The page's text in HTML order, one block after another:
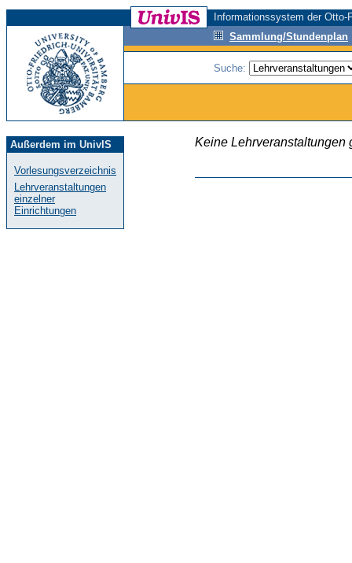
Informationssystem der
Sammlung/Stundenplan
Suche:
Außerdem im UnivIS
Vorlesungsverzeichnis
Lehrveranstaltungen
einzelner
Einrichtungen
Keine Lehrveranstaltungen